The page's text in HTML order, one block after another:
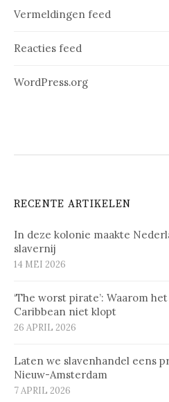
Vermeldingen feed
Reacties feed
WordPress.org
RECENTE ARTIKELEN
In deze kolonie maakte
slavernij
14 MEI 2026
‘The worst pirate’: Waarom
Caribbean niet klopt
26 APRIL 2026
Laten we slavenhandel eens
Nieuw-Amsterdam
7 APRIL 2026